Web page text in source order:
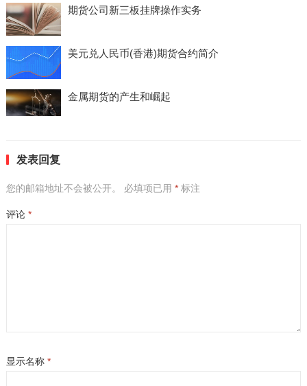
期货公司新三板挂牌操作实务
美元兑人民币(香港)期货合约简介
金属期货的产生和崛起
发表回复
您的邮箱地址不会被公开。 必填项已用 *标注
评论 *
显示名称 *